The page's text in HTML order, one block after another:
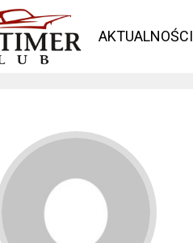
AKTUALNOŚCI